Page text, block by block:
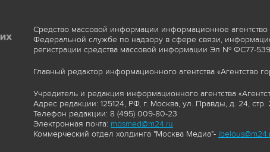
Средство массовой информации информационное агентство
Федеральной службе по надзору в сфере связи,
регистрации средства массовой информации Эл № ФС77-
Главный редактор информационного агентства «Агентство
Учредитель и редакция информационного агентства
Адрес редакции: 125124, РФ, г. Москва, ул. Правды, д. 24, стр.
Телефон редакции: 8 (495) 009-80-23
Электронная почта: mosmed@m24.ru
Коммерческий отдел холдинга "Москва Медиа"-